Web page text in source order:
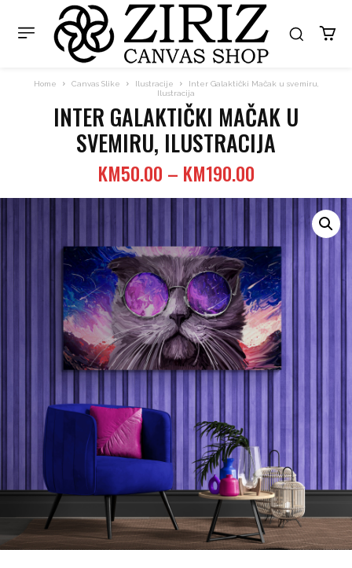
Home Canvas Slike Ilustracije
Inter Galaktički Mačak u svemiru,
Ilustracija
INTER GALAKTIČKI MAČAK U
SVEMIRU, ILUSTRACIJA
KM50.00 – KM190.00Price
range:
KM50.00
through
KM190.00